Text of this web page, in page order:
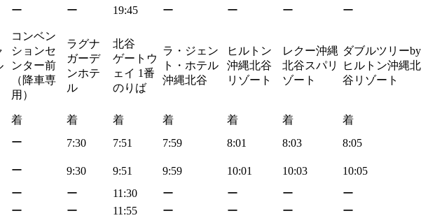
ー ー 19:45 ー ー ー ー
コンベン
ションセ
ンター前
（降車専
用）
ラグナ
ガーデ
ンホテ
ル
北谷
ゲートウ
ェイ 1番
のりば
ラ・ジェン
ト・ホテル
沖縄北谷
ヒルトン
沖縄北谷
リゾート
レクー沖縄
北谷スパリ
ゾート
ダブルツリーby
ヒルトン沖縄北
谷リゾート
着 着 着 着 着 着
着
ー 7:30 7:51 7:59 8:01 8:03
8:05
ー 9:30 9:51 9:59 10:01 10:03
10:05
ー ー 11:30 ー ー ー
ー
ー ー 11:55 ー ー ー
ー